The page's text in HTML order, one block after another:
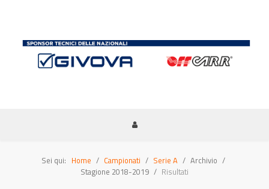
Sei qui: Home Campionati Serie A
Archivio
Stagione 2018-2019
Risultati